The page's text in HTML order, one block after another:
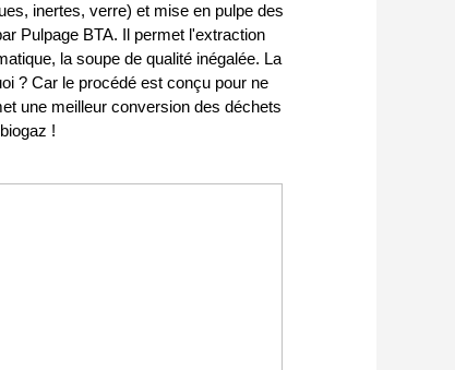
inertes, verre) et mise en pulpe des
Pulpage BTA. Il permet l'extraction
la soupe de qualité inégalée. La
? Car le procédé est conçu pour ne
une meilleur conversion des déchets
!